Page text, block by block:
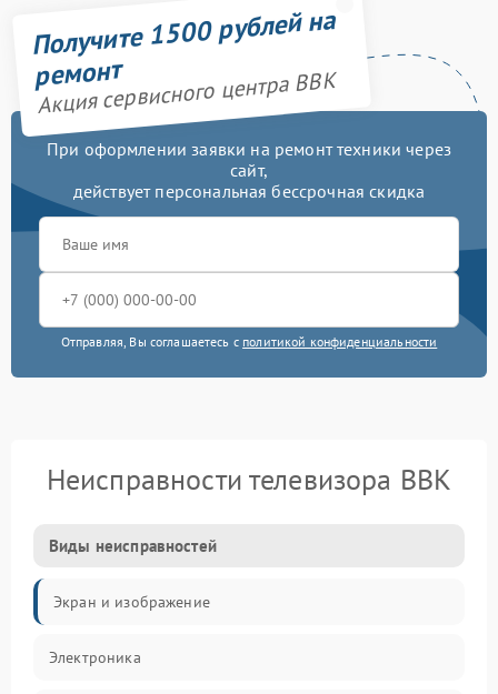
Получите 1500 рублей на
ремонт
Акция сервисного центра BBK
При оформлении заявки на ремонт техники через
сайт,
действует персональная бессрочная скидка
Отправляя, Вы соглашаетесь с политикой конфиденциальности
Неисправности телевизора BBK
Виды неисправностей
Экран и изображение
Электроника